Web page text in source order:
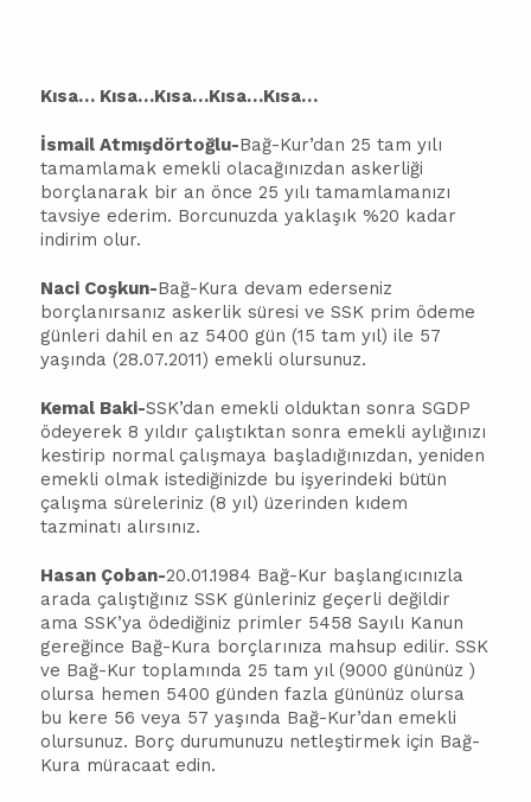
Kısa… Kısa…Kısa…Kısa…Kısa…
İsmail Atmışdörtoğlu-Bağ-Kur’dan 25 tam yılı
tamamlamak emekli olacağınızdan askerliği
borçlanarak bir an önce 25 yılı tamamlamanızı
tavsiye ederim. Borcunuzda yaklaşık %20 kadar
indirim olur.
Naci Coşkun-Bağ-Kura devam ederseniz
borçlanırsanız askerlik süresi ve SSK prim ödeme
günleri dahil en az 5400 gün (15 tam yıl) ile 57
yaşında (28.07.2011) emekli olursunuz.
Kemal Baki-SSK’dan emekli olduktan sonra SGDP
ödeyerek 8 yıldır çalıştıktan sonra emekli aylığınızı
kestirip normal çalışmaya başladığınızdan, yeniden
emekli olmak istediğinizde bu işyerindeki bütün
çalışma süreleriniz (8 yıl) üzerinden kıdem
tazminatı alırsınız.
Hasan Çoban-20.01.1984 Bağ-Kur başlangıcınızla
arada çalıştığınız SSK günleriniz geçerli değildir
ama SSK’ya ödediğiniz primler 5458 Sayılı Kanun
gereğince Bağ-Kura borçlarınıza mahsup edilir. SSK
ve Bağ-Kur toplamında 25 tam yıl (9000 gününüz )
olursa hemen 5400 günden fazla gününüz olursa
bu kere 56 veya 57 yaşında Bağ-Kur’dan emekli
olursunuz. Borç durumunuzu netleştirmek için Bağ-
Kura müracaat edin.